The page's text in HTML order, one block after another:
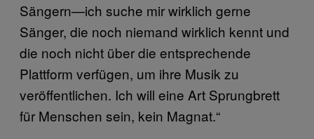
Sängern—ich suche mir wirklich gerne
Sänger, die noch niemand wirklich kennt und
die noch nicht über die entsprechende
Plattform verfügen, um ihre Musik zu
veröffentlichen. Ich will eine Art Sprungbrett
für Menschen sein, kein Magnat.“